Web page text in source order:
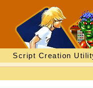
Script Creation